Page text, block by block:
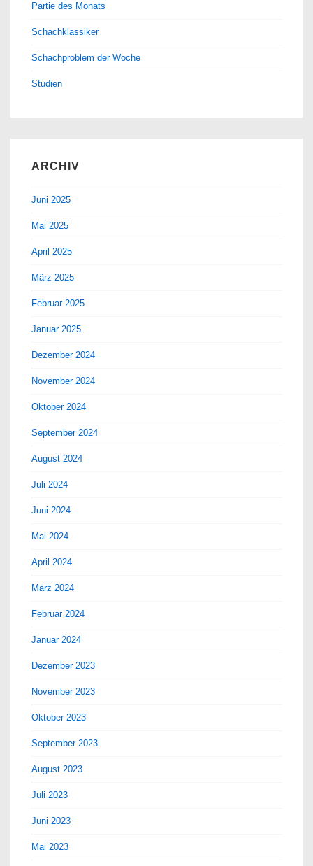
Partie des Monats
Schachklassiker
Schachproblem der Woche
Studien
ARCHIV
Juni 2025
Mai 2025
April 2025
März 2025
Februar 2025
Januar 2025
Dezember 2024
November 2024
Oktober 2024
September 2024
August 2024
Juli 2024
Juni 2024
Mai 2024
April 2024
März 2024
Februar 2024
Januar 2024
Dezember 2023
November 2023
Oktober 2023
September 2023
August 2023
Juli 2023
Juni 2023
Mai 2023